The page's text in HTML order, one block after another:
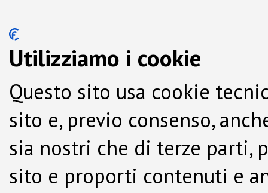
Utilizziamo i cookie
Questo sito usa cookie
sito e, previo consenso,
sia nostri che di terze parti,
sito e proporti contenuti e